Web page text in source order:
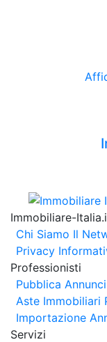
Immobiliare-
Chi Siamo Il
Privacy
Professionisti
Pubblica Annunci
Aste Immobiliari
Importazione
Servizi